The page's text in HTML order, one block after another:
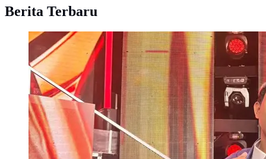
Berita Terbaru